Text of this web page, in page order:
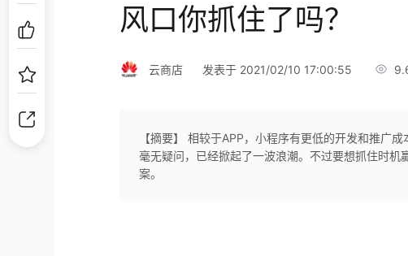
风口你抓住了吗？
云商店 发表于 2021/02/10 17:00:55
【摘要】 相较于APP，小程序有更低的开发和推广
毫无疑问，已经掀起了一波浪潮。不过要想抓住时
案。